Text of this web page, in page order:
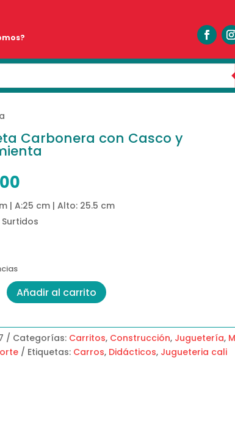
Carbonera con Casco y
| A:25 cm | Alto: 25.5 cm
Añadir al carrito
Categorías: Carritos, Construcción, Juguetería,
Etiquetas: Carros, Didácticos, Jugueteria cali